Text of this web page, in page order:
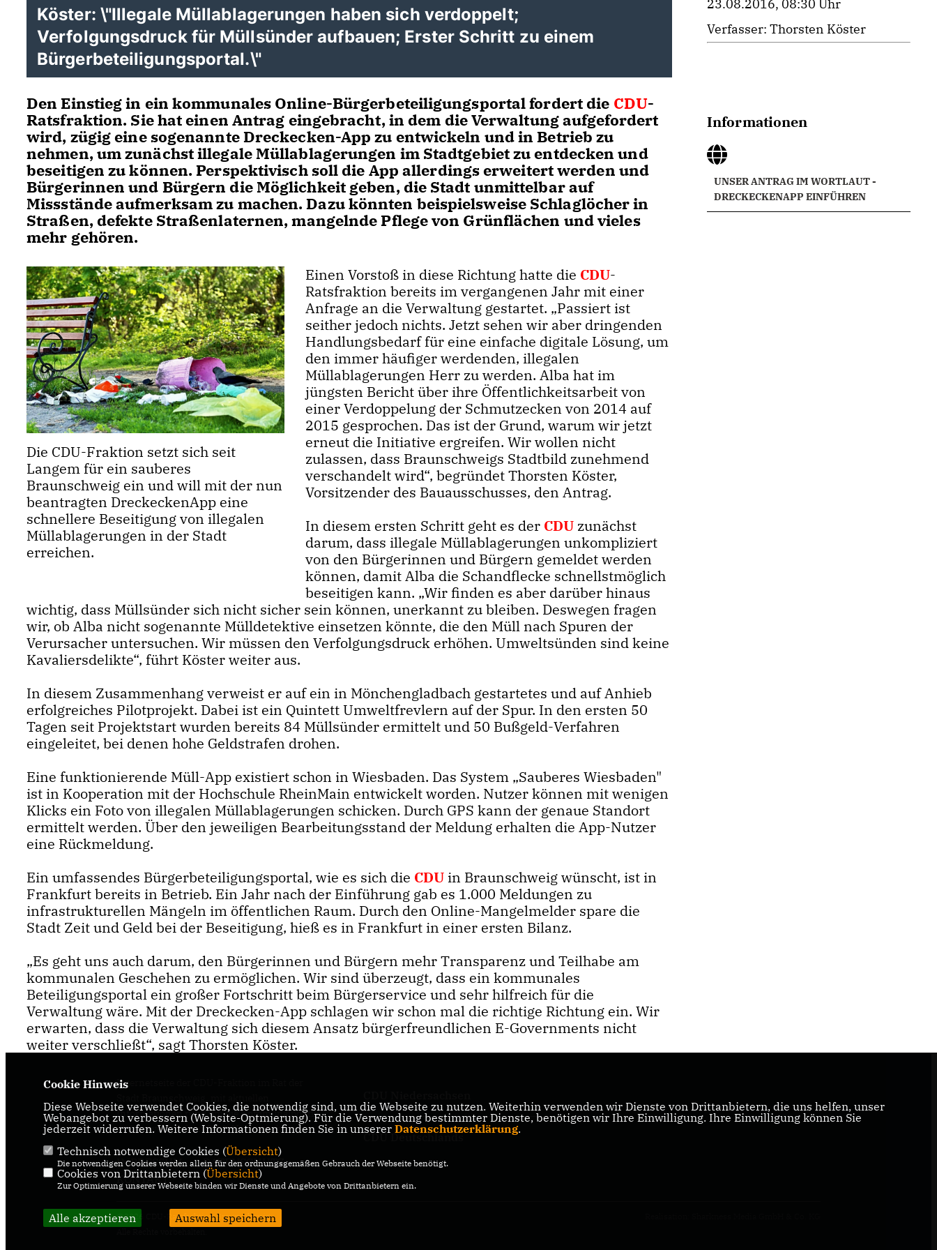
Köster: \"Illegale Müllablagerungen haben sich verdoppelt;
Verfolgungsdruck für Müllsünder aufbauen; Erster Schritt zu einem
Bürgerbeteiligungsportal.\"
Den Einstieg in ein kommunales Online-Bürgerbeteiligungsportal fordert die CDU-
Ratsfraktion. Sie hat einen Antrag eingebracht, in dem die Verwaltung aufgefordert
wird, zügig eine sogenannte Dreckecken-App zu entwickeln und in Betrieb zu
nehmen, um zunächst illegale Müllablagerungen im Stadtgebiet zu entdecken und
beseitigen zu können. Perspektivisch soll die App allerdings erweitert werden und
Bürgerinnen und Bürgern die Möglichkeit geben, die Stadt unmittelbar auf
Missstände aufmerksam zu machen. Dazu könnten beispielsweise Schlaglöcher in
Straßen, defekte Straßenlaternen, mangelnde Pflege von Grünflächen und vieles
mehr gehören.
Die CDU-Fraktion setzt sich seit
Langem für ein sauberes
Braunschweig ein und will mit der nun
beantragten DreckeckenApp eine
schnellere Beseitigung von illegalen
Müllablagerungen in der Stadt
erreichen.
Einen Vorstoß in diese Richtung hatte die CDU-
Ratsfraktion bereits im vergangenen Jahr mit einer
Anfrage an die Verwaltung gestartet. „Passiert ist
seither jedoch nichts. Jetzt sehen wir aber dringenden
Handlungsbedarf für eine einfache digitale Lösung, um
den immer häufiger werdenden, illegalen
Müllablagerungen Herr zu werden. Alba hat im
jüngsten Bericht über ihre Öffentlichkeitsarbeit von
einer Verdoppelung der Schmutzecken von 2014 auf
2015 gesprochen. Das ist der Grund, warum wir jetzt
erneut die Initiative ergreifen. Wir wollen nicht
zulassen, dass Braunschweigs Stadtbild zunehmend
verschandelt wird“, begründet Thorsten Köster,
Vorsitzender des Bauausschusses, den Antrag.
In diesem ersten Schritt geht es der CDU zunächst
darum, dass illegale Müllablagerungen unkompliziert
von den Bürgerinnen und Bürgern gemeldet werden
können, damit Alba die Schandflecke schnellstmöglich
beseitigen kann. „Wir finden es aber darüber hinaus
wichtig, dass Müllsünder sich nicht sicher sein können, unerkannt zu bleiben. Deswegen fragen
wir, ob Alba nicht sogenannte Mülldetektive einsetzen könnte, die den Müll nach Spuren der
Verursacher untersuchen. Wir müssen den Verfolgungsdruck erhöhen. Umweltsünden sind keine
Kavaliersdelikte“, führt Köster weiter aus.
In diesem Zusammenhang verweist er auf ein in Mönchengladbach gestartetes und auf Anhieb
erfolgreiches Pilotprojekt. Dabei ist ein Quintett Umweltfrevlern auf der Spur. In den ersten 50
Tagen seit Projektstart wurden bereits 84 Müllsünder ermittelt und 50 Bußgeld-Verfahren
eingeleitet, bei denen hohe Geldstrafen drohen.
Eine funktionierende Müll-App existiert schon in Wiesbaden. Das System „Sauberes Wiesbaden"
ist in Kooperation mit der Hochschule RheinMain entwickelt worden. Nutzer können mit wenigen
Klicks ein Foto von illegalen Müllablagerungen schicken. Durch GPS kann der genaue Standort
ermittelt werden. Über den jeweiligen Bearbeitungsstand der Meldung erhalten die App-Nutzer
eine Rückmeldung.
Ein umfassendes Bürgerbeteiligungsportal, wie es sich die CDU in Braunschweig wünscht, ist in
Frankfurt bereits in Betrieb. Ein Jahr nach der Einführung gab es 1.000 Meldungen zu
infrastrukturellen Mängeln im öffentlichen Raum. Durch den Online-Mangelmelder spare die
Stadt Zeit und Geld bei der Beseitigung, hieß es in Frankfurt in einer ersten Bilanz.
Es geht uns auch darum, den Bürgerinnen und Bürgern mehr Transparenz und Teilhabe am
kommunalen Geschehen zu ermöglichen. Wir sind überzeugt, dass ein kommunales
Beteiligungsportal ein großer Fortschritt beim Bürgerservice und sehr hilfreich für die
Verwaltung wäre. Mit der Dreckecken-App schlagen wir schon mal die richtige Richtung ein. Wir
erwarten, dass die Verwaltung sich diesem Ansatz bürgerfreundlichen E-Governments nicht
weiter verschließt“, sagt Thorsten Köster.
23.08.2016, 08:30 Uhr
Verfasser: Thorsten Köster
Informationen
UNSER ANTRAG IM WORTLAUT -
DRECKECKENAPP EINFÜHREN
Internetseite der CDU-Fraktion im Rat der
Informationen rund um die Kommunalpolitik
in der zweitgrößten Stadt Niedersachsens.
IMPRESSUM
DATENSCHUTZ
KONTAKT
CDU Deutschlands
@2026 CDU-Ratsfraktion Braunschweig
Cookie Hinweis
Diese Webseite verwendet Cookies, die notwendig sind, um die Webseite zu nutzen. Weiterhin verwenden wir Dienste von Drittanbietern, die uns helfen, unser
Webangebot zu verbessern (Website-Optmierung). Für die Verwendung bestimmter Dienste, benötigen wir Ihre Einwilligung. Ihre Einwilligung können Sie
jederzeit widerrufen. Weitere Informationen finden Sie in unserer Datenschutzerklärung.
Technisch notwendige Cookies (Übersicht)
Die notwendigen Cookies werden allein für den ordnungsgemäßen Gebrauch der Webseite benötigt.
Cookies von Drittanbietern (Übersicht)
Zur Optimierung unserer Webseite binden wir Dienste und Angebote von Drittanbietern ein.
Alle akzeptieren Auswahl speichern